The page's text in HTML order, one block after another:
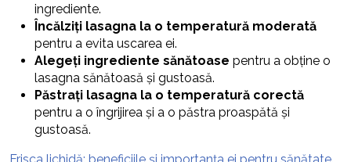
ingrediente.
Încălziți lasagna la o temperatură moderată
pentru a evita uscarea ei.
Alegeți ingrediente sănătoase pentru a obține o
lasagna sănătoasă și gustoasă.
Păstrați lasagna la o temperatură corectă
pentru a o îngrijirea și a o păstra proaspătă și
gustoasă.